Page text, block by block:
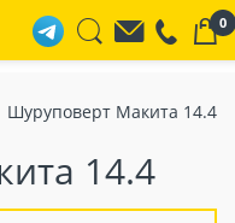
0
Шуруповерт Макита 14.4
14.4